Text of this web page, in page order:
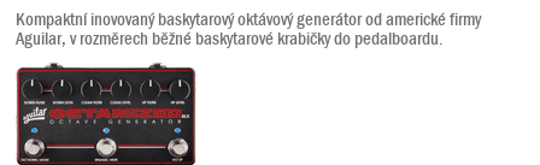
Kompaktní inovovaný baskytarový oktávový generátor od americké firmy
Aguilar, v rozměrech běžné baskytarové krabičky do pedalboardu.